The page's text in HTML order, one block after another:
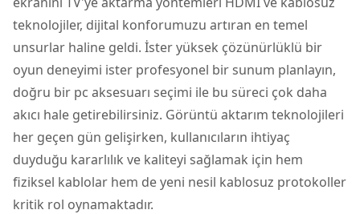
teknolojiler, dijital konforumuzu artıran en temel
unsurlar haline geldi. İster yüksek çözünürlüklü bir
oyun deneyimi ister profesyonel bir sunum planlayın,
doğru bir pc aksesuarı seçimi ile bu süreci çok daha
akıcı hale getirebilirsiniz. Görüntü aktarım teknolojileri
her geçen gün gelişirken, kullanıcıların ihtiyaç
duyduğu kararlılık ve kaliteyi sağlamak için hem
fiziksel kablolar hem de yeni nesil kablosuz protokoller
kritik rol oynamaktadır.